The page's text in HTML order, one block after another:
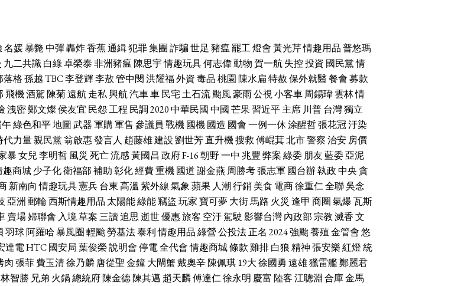
名媛暴斃中彈轟炸香蕉通緝犯罪集團詐騙世足 豬瘟罷工燈會黃光芹情趣用品普悠瑪
九二共識白綠卓榮泰非洲豬瘟陳思宇情趣玩具何志偉動物賀一航失控投資 國民黨情
落格孫越TBC李登輝李敖管中閔洪耀福外資毒品桃園陳水扁特赦保外就醫餐會募款
飛機酒駕陳菊遠航走私興航汽車車民宅土石流颱風豪雨公視小客車周錫瑋雲林情
洩密鄭文燦侯友宜 民怨工程 民調2020中華民國中國芒果習近平主席 川普台灣獨立
綠色和平地圖武器軍購軍售 參議員 戰機國機國造 國會一例一休涂醒哲張花冠汙染
代力量親民黨翁啟惠發言人 趙藤雄建設劉世芳直升機搜救傅崐萁北市警察治安房價
暴女兒李明哲風災 死亡流感黃國昌 政府F-16朝野一中 兆豐弊案綠委朋友藍委亞泥
趣商城少子化衛福部補助彰化經費重機國道謝金燕 周勝考張志軍國台辦執政中央貪
新南向 情趣玩具憲兵台東高溫 紫外線氣象蘋果 人潮行銷美食 電商徐重仁全聯吳念
亞洲 郵輪西斯情趣用品 太陽能綠能竊盜玩家寶可夢大街馬路 火災 逢甲 商圈氣爆瓦斯
賣場婦聯會 入境草案三讀追思逝世優惠旅客 空汙駕駛影響台灣內政部宗教滅香文
羽球阿羅哈暴風圈輕颱勞基法泰利情趣用品綠營公投法正名 2024強颱養殖金管會悠
達電HTC國安局葉俊榮說明會停電全代會情趣商城條款雞排白狼精神張安樂紅燈統
肉張菲費玉清徐乃麟唐從聖金鐘大閘蟹戴奧辛陳佩琪 19大徐國勇 遠雄獵雷艦鄭麗君
林智勝 兄弟 火鍋總統府陳金德陳其邁 趙天麟傅達仁徐永明 慶富 陸客江聰淵 合庫金馬